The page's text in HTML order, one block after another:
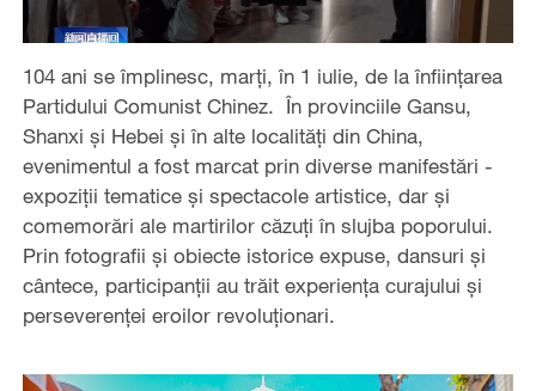
104 ani se împlinesc, marți, în 1 iulie, de la înființarea
Partidului Comunist Chinez. În provinciile Gansu,
Shanxi și Hebei și în alte localități din China,
evenimentul a fost marcat prin diverse manifestări -
expoziții tematice și spectacole artistice, dar și
comemorări ale martirilor căzuți în slujba poporului.
Prin fotografii și obiecte istorice expuse, dansuri și
cântece, participanții au trăit experiența curajului și
perseverenţei eroilor revoluţionari.